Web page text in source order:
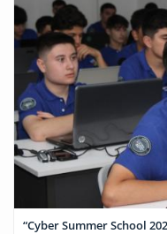
“Cyber Summer School